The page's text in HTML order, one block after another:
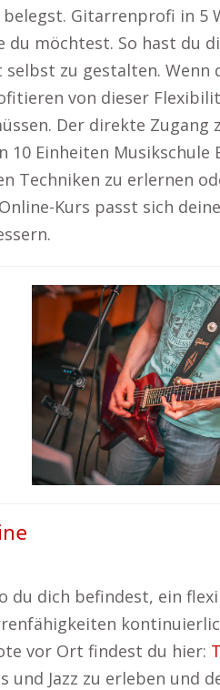
Gitarrenprofi in 5
möchtest. So hast du
zu gestalten.
von dieser
Der direkte
Einheiten
Techniken zu erlernen
Kurs passt sich
du dich befindest, ein
vor Ort findest du hier:
und Jazz zu erleben und